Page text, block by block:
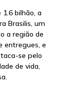
bilhão, a
Brasilis, um
a região de
entregues, e
se pelo
de vida,